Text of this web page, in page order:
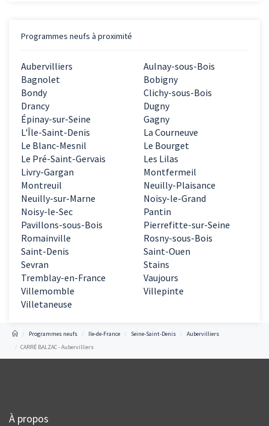
Programmes neufs à proximité
Aubervilliers
Aulnay-sous-Bois
Bagnolet
Bobigny
Bondy
Clichy-sous-Bois
Drancy
Dugny
Épinay-sur-Seine
Gagny
L'Île-Saint-Denis
La Courneuve
Le Blanc-Mesnil
Le Bourget
Le Pré-Saint-Gervais
Les Lilas
Livry-Gargan
Montfermeil
Montreuil
Neuilly-Plaisance
Neuilly-sur-Marne
Noisy-le-Grand
Noisy-le-Sec
Pantin
Pavillons-sous-Bois
Pierrefitte-sur-Seine
Romainville
Rosny-sous-Bois
Saint-Denis
Saint-Ouen
Sevran
Stains
Tremblay-en-France
Vaujours
Villemomble
Villepinte
Villetaneuse
Programmes neufs Ile-de-France Seine-Saint-Denis
Aubervilliers
CARRÉ BALZAC - Aubervilliers
À propos